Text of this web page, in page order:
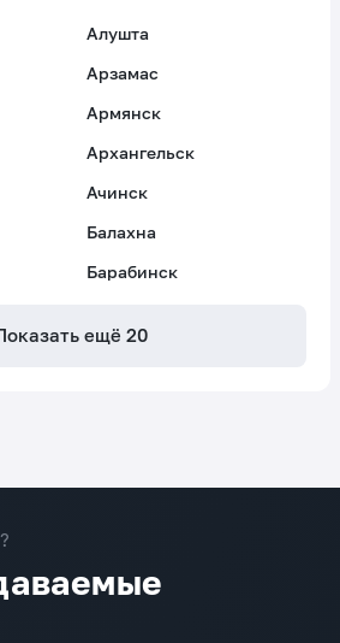
Алушта
Арзамас
Армянск
Архангельск
Ачинск
Балахна
Барабинск
ещё 20